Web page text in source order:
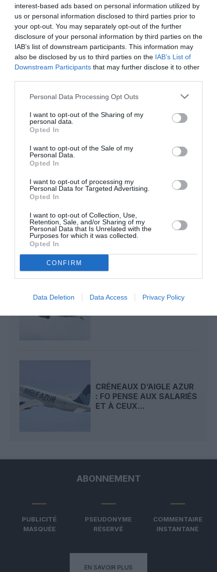
interest-based ads based on personal information utilized by
us or personal information disclosed to third parties prior to
your opt-out. You may separately opt-out of the further
disclosure of your personal information by third parties on the
IAB’s list of downstream participants. This information may
also be disclosed by us to third parties on the IAB’s List of
Downstream Participants that may further disclose it to other
Personal Data Processing Opt Outs
I want to opt-out of the Sharing of my
personal data.
Opted In
I want to opt-out of the Sale of my
Personal Data.
Opted In
I want to opt-out of processing my
Personal Data for Targeted Advertising.
Opted In
I want to opt-out of Collection, Use,
Retention, Sale, and/or Sharing of my
Personal Data that Is Unrelated with the
Purposes for which it was collected.
Opted In
CONFIRM
Data Deletion Data Access Privacy Policy
Dave
a commenté l'article :
Flynas ouvre une ligne directe entre Médine et
Bruxelles
Ah Bon ?a commenté l'article :
SWISS : la rentabilité relance le débat sur son
autonomie au sein de Lufthansa Group
aigle azur
PUTSCHISTES »
CONDAMNÉS
S7 AIRLINES INAUGURE
CRÉNEAUX D’AIGLE AZUR
: FO PENSE AUX SALARIÉS
ET À CEUX...
ABONNEMENT
PUBLICITÉ
MASQUÉE
PSEUDONYME
RÉSERVÉ
COMMENTAIRE
INSTANTANÉ
EN SAVOIR PLUS